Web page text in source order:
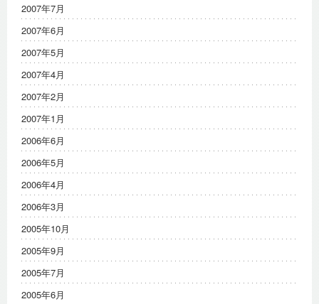
2007年7月
2007年6月
2007年5月
2007年4月
2007年2月
2007年1月
2006年6月
2006年5月
2006年4月
2006年3月
2005年10月
2005年9月
2005年7月
2005年6月